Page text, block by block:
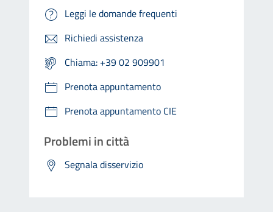
Leggi le domande frequenti
Richiedi assistenza
Chiama: +39 02 909901
Prenota appuntamento
Prenota appuntamento CIE
Problemi in città
Segnala disservizio